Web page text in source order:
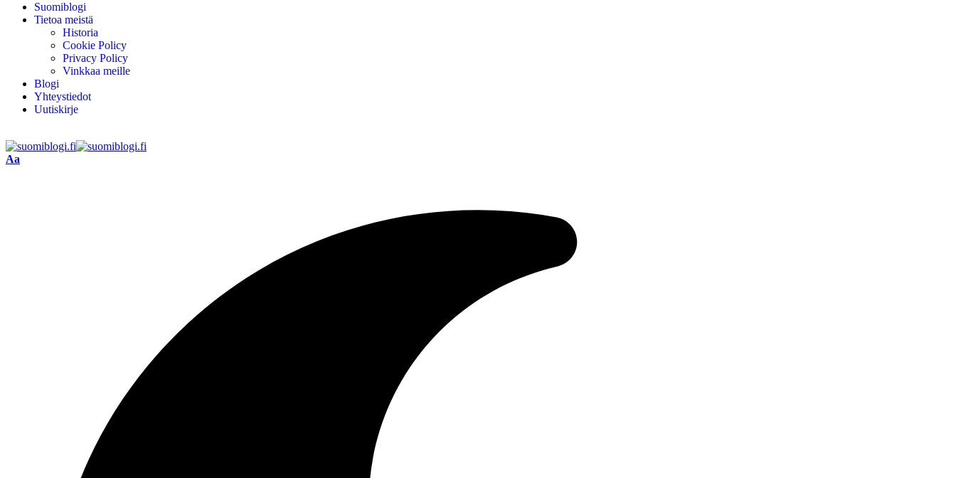
Suomiblogi
Tietoa meistä
Historia
Cookie Policy
Privacy Policy
Vinkkaa meille
Blogi
Yhteystiedot
Uutiskirje
Aa